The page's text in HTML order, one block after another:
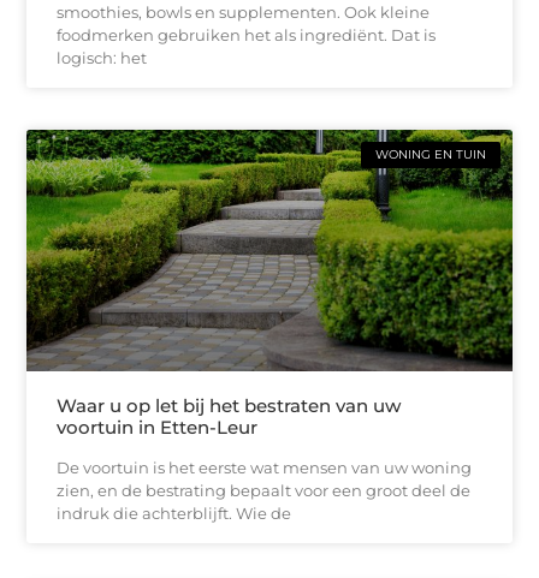
smoothies, bowls en supplementen. Ook kleine
foodmerken gebruiken het als ingrediënt. Dat is
logisch: het
WONING EN TUIN
Waar u op let bij het bestraten van uw
voortuin in Etten-Leur
De voortuin is het eerste wat mensen van uw woning
zien, en de bestrating bepaalt voor een groot deel de
indruk die achterblijft. Wie de